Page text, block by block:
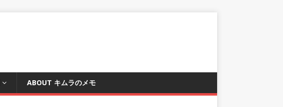
ABOUT キムラのメモ